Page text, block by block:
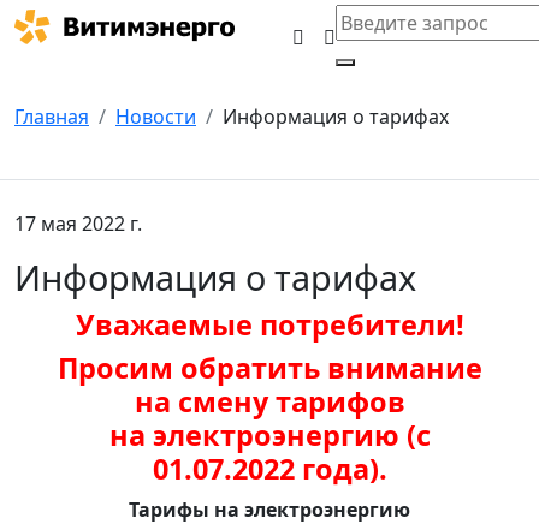
17 мая 2022 г.
Информация о тарифах
Уважаемые потребители!
Просим обратить внимание
на смену тарифов
на электроэнергию (с
01.07.2022 года).
Тарифы на электроэнергию
Главная Новости Информация о тарифах